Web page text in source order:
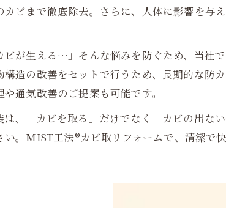
ビまで徹底除去。さらに、人体に影響を与
ビが生える…」そんな悩みを防ぐため、当社
構造の改善をセットで行うため、長期的な防
通気改善のご提案も可能です。
、「カビを取る」だけでなく「カビの出な
。MIST工法®カビ取リフォームで、清潔で